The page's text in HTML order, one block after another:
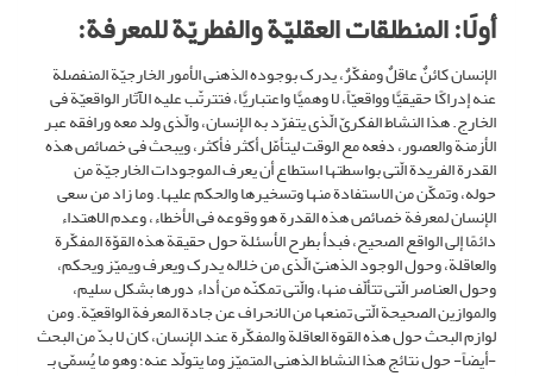
أولًا: المنطلقات العقلیّة والفطریّة للمعرفة:
الإنسان کائنٌ عاقلٌ ومفکّرٌ، یدرک بوجوده الذهنی الأمور الخارجیّة المنفصلة
عنه إدراکًا حقیقیًّا وواقعیّاً، لا وهمیًّا واعتباریًّا، فتترتّب علیه الآثار الواقعیّة فی
الخارج. هذا النشاط الفکریّ الّذی یتفرّد به الإنسان، والّذی ولد معه ورافقه عبر
الأزمنة والعصور، دفعه مع الوقت لیتأمّل أکثر فأکثر، ویبحث فی خصائص هذه
القدرة الفریدة الّتی بواسطتها استطاع أن یعرف الموجودات الخارجیّة من
حوله، وتمکّن من الاستفادة منها وتسخیرها والحکم علیها. وما زاد من سعی
الإنسان لمعرفة خصائص هذه القدرة هو وقوعه فی الأخطاء، وعدم الاهتداء
دائمًا إلى الواقع الصحیح، فبدأ بطرح الأسئلة حول حقیقة هذه القوّة المفکّرة
والعاقلة، وحول الوجود الذهنیّ الّذی من خلاله یدرک ویعرف ویمیّز ویحکم،
وحول العناصر الّتی تتألّف منها، والّتی تمکنّه من أداء دورها بشکل سلیم،
والموازین الصحیحة الّتی تمنعها من الانحراف عن جادة المعرفة الواقعیّة. ومن
لوازم البحث حول هذه القوة العاقلة والمفکّرة عند الإنسان، کان لا بدّ من البحث
-أیضاً- حول نتائج هذا النشاط الذهنی المتمیّز وما یتولّد عنه؛ وهو ما یُسمّى بـ